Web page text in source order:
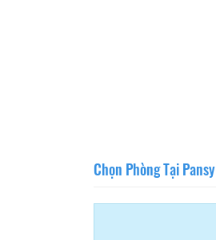
Chọn Phòng Tại Pansy